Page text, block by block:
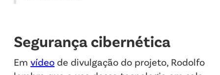
Segurança cibernética
Em vídeo de divulgação do projeto, Rodolfo